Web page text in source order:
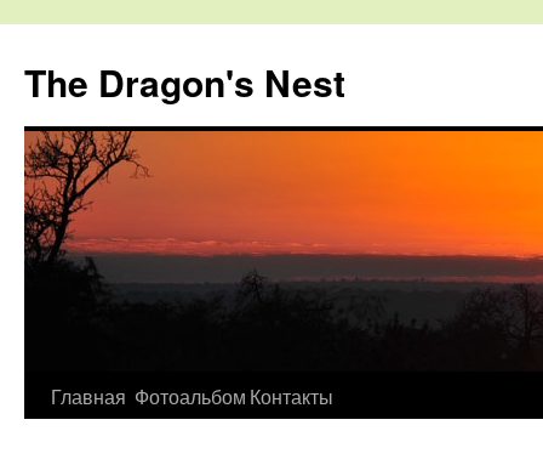
The Dragon's Nest
Перейти
Главная Фотоальбом Контакты